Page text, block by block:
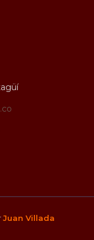
Juan Villada